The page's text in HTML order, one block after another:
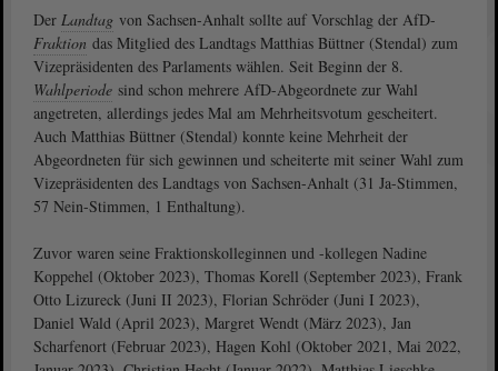
Der Landtag von Sachsen-Anhalt sollte auf Vorschlag der AfD-
Fraktion das Mitglied des Landtags Matthias Büttner (Stendal) zum
Vizepräsidenten des Parlaments wählen. Seit Beginn der 8.
Wahlperiode sind schon mehrere AfD-Abgeordnete zur Wahl
angetreten, allerdings jedes Mal am Mehrheitsvotum gescheitert.
Auch Matthias Büttner (Stendal) konnte keine Mehrheit der
Abgeordneten für sich gewinnen und scheiterte mit seiner Wahl zum
Vizepräsidenten des Landtags von Sachsen-Anhalt (31 Ja-Stimmen,
57 Nein-Stimmen, 1 Enthaltung).
Zuvor waren seine Fraktionskolleginnen und -kollegen Nadine
Koppehel (Oktober 2023), Thomas Korell (September 2023), Frank
Otto Lizureck (Juni II 2023), Florian Schröder (Juni I 2023),
Daniel Wald (April 2023), Margret Wendt (März 2023), Jan
Scharfenort (Februar 2023), Hagen Kohl (Oktober 2021, Mai 2022,